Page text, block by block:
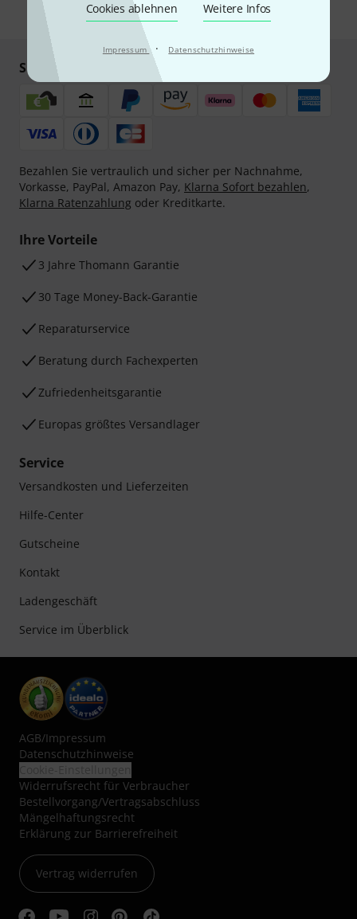
Cookies ablehnen Weitere Infos
Impressum · Datenschutzhinweise
* Pflichtfeld
Sicher einkaufen & bezahlen
Bezahlen Sie vertraulich und sicher per Nachnahme,
Vorkasse, PayPal, Amazon Pay, Klarna Sofort bezahlen,
Klarna Ratenzahlung oder Kreditkarte.
Ihre Vorteile
3 Jahre Thomann Garantie
30 Tage Money-Back-Garantie
Reparaturservice
Beratung durch Fachexperten
Zufriedenheitsgarantie
Europas größtes Versandlager
Service
Versandkosten und Lieferzeiten
Hilfe-Center
Gutscheine
Kontakt
Ladengeschäft
Service im Überblick
AGB/Impressum
Datenschutzhinweise
Widerrufsrecht für Verbraucher
Bestellvorgang/Vertragsabschluss
Mängelhaftungsrecht
Erklärung zur Barrierefreiheit
Vertrag widerrufen